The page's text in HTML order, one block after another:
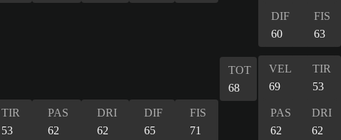
DIF
60
FIS
63
TIR
53
PAS
62
DRI
62
DIF
65
FIS
71
TOT
68
VEL
69
TIR
53
PAS
62
DRI
62